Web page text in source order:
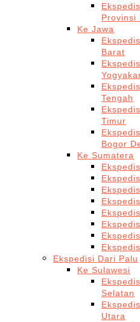
Provinsi
Ke Jawa
Barat
Tengah
Timur
Bogor
Ke Sumatera
Ekspedisi Dari Palu
Ke Sulawesi
Selatan
Utara